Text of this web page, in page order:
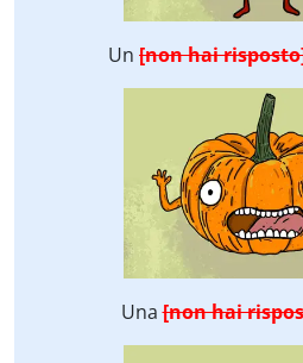
Un [non hai
Una[non hai